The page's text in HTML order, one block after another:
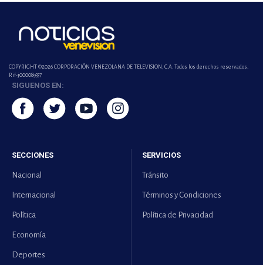
COPYRIGHT ©2026 CORPORACIÓN VENEZOLANA DE TELEVISION, C.A. Todos los derechos reservados.
Rif-j000089337
SIGUENOS EN:
SECCIONES
Nacional
Internacional
Política
Economía
Deportes
SERVICIOS
Tránsito
Términos y Condiciones
Política de Privacidad